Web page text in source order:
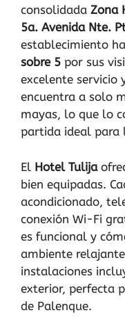
consolidada Zona
5a. Avenida Nte.
establecimiento
sobre 5 por sus
excelente servicio
encuentra a solo
mayas, lo que lo
partida ideal para
El Hotel Tulija
bien equipadas.
acondicionado,
conexión Wi-Fi
es funcional y
ambiente
instalaciones
exterior, perfecta
de Palenque.